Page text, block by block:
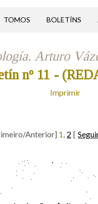
TOMOS BOLETÍNS
Arturo
nº 11 -
Imprimir
Anterior] 1, 2 [